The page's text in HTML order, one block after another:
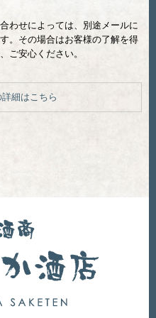
わせによっては、別途メールに
。その場合はお客様の了解を得
ご安心ください。
細はこちら